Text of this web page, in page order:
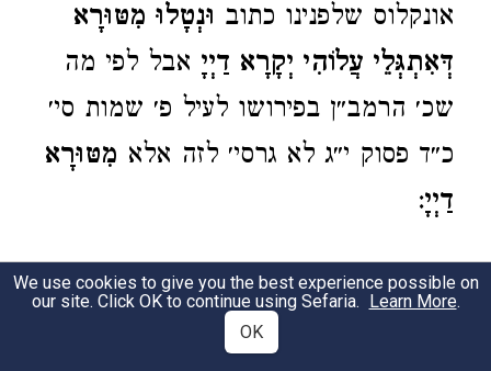
אונקלוס שלפנינו כתוב וּנְטָלוּ מִטּוּרָא
דְּאִתְגְּלֵי עֲלוֹהִי יְקָרָא דַיְיָ אבל לפי מה
שכ׳ הרמב״ן בפירושו לעיל פ׳ שמות סי׳
כ״ד פסוק י״ג לא גרסי׳ לזה אלא מִטּוּרָא
דַיְיָ:
Numbers 11:4
תרגום אונקלוס
We use cookies to give you the best experience possible on
our site. Click OK to continue using Sefaria. Learn More.
OK